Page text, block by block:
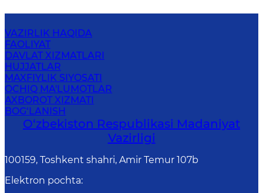
VAZIRLIK HAQIDA
FAOLIYAT
DAVLAT XIZMATLARI
HUJJATLAR
MAXFIYLIK SIYOSATI
OCHIQ MA'LUMOTLAR
AXBOROT XIZMATI
BOG‘LANISH
O‘zbekiston Respublikasi Madaniyat
Vazirligi
100159, Toshkent shahri, Amir Temur 107b
Elektron pochta: